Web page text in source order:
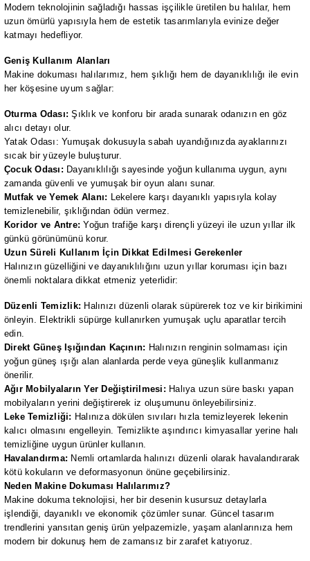
Modern teknolojinin sağladığı hassas işçilikle üretilen bu halılar, hem
uzun ömürlü yapısıyla hem de estetik tasarımlarıyla evinize değer
katmayı hedefliyor.
Geniş Kullanım Alanları
Makine dokuması halılarımız, hem şıklığı hem de dayanıklılığı ile evin
her köşesine uyum sağlar:
Oturma Odası: Şıklık ve konforu bir arada sunarak odanızın en göz
alıcı detayı olur.
Yatak Odası: Yumuşak dokusuyla sabah uyandığınızda ayaklarınızı
sıcak bir yüzeyle buluşturur.
Çocuk Odası: Dayanıklılığı sayesinde yoğun kullanıma uygun, aynı
zamanda güvenli ve yumuşak bir oyun alanı sunar.
Mutfak ve Yemek Alanı: Lekelere karşı dayanıklı yapısıyla kolay
temizlenebilir, şıklığından ödün vermez.
Koridor ve Antre: Yoğun trafiğe karşı dirençli yüzeyi ile uzun yıllar ilk
günkü görünümünü korur.
Uzun Süreli Kullanım İçin Dikkat Edilmesi Gerekenler
Halınızın güzelliğini ve dayanıklılığını uzun yıllar koruması için bazı
önemli noktalara dikkat etmeniz yeterlidir:
Düzenli Temizlik: Halınızı düzenli olarak süpürerek toz ve kir birikimini
önleyin. Elektrikli süpürge kullanırken yumuşak uçlu aparatlar tercih
edin.
Direkt Güneş Işığından Kaçının: Halınızın renginin solmaması için
yoğun güneş ışığı alan alanlarda perde veya güneşlik kullanmanız
önerilir.
Ağır Mobilyaların Yer Değiştirilmesi: Halıya uzun süre baskı yapan
mobilyaların yerini değiştirerek iz oluşumunu önleyebilirsiniz.
Leke Temizliği: Halınıza dökülen sıvıları hızla temizleyerek lekenin
kalıcı olmasını engelleyin. Temizlikte aşındırıcı kimyasallar yerine halı
temizliğine uygun ürünler kullanın.
Havalandırma: Nemli ortamlarda halınızı düzenli olarak havalandırarak
kötü kokuların ve deformasyonun önüne geçebilirsiniz.
Neden Makine Dokuması Halılarımız?
Makine dokuma teknolojisi, her bir desenin kusursuz detaylarla
işlendiği, dayanıklı ve ekonomik çözümler sunar. Güncel tasarım
trendlerini yansıtan geniş ürün yelpazemizle, yaşam alanlarınıza hem
modern bir dokunuş hem de zamansız bir zarafet katıyoruz.